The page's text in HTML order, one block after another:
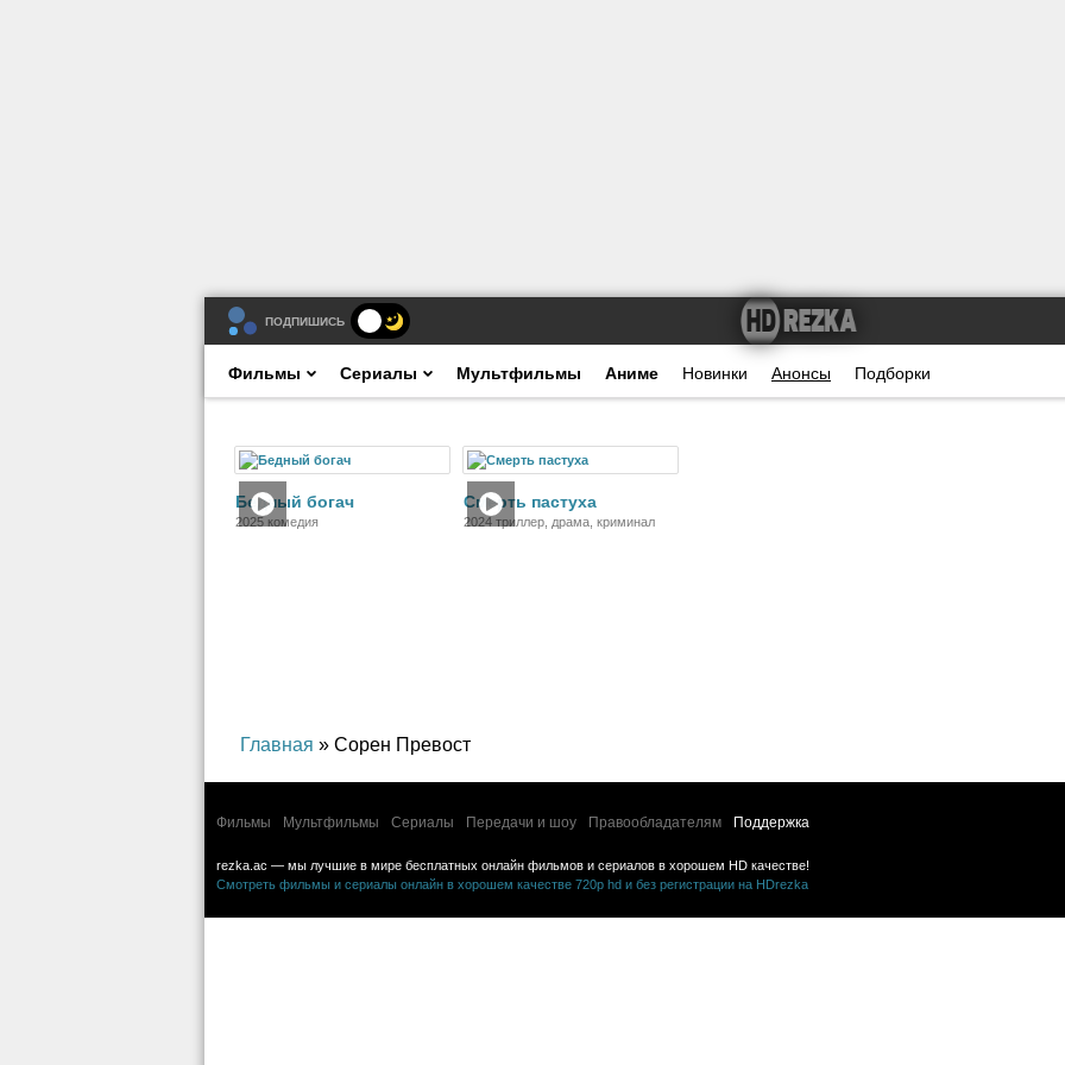
ПОДПИШИСЬ
Фильмы Сериалы Мультфильмы Аниме Новинки Анонсы Подборки
Бедный богач
2025 комедия
Смерть пастуха
2024 триллер, драма, криминал
Главная » Сорен Превост
Фильмы Мультфильмы Сериалы Передачи и шоу Правообладателям Поддержка
rezka.ac — мы лучшие в мире бесплатных онлайн фильмов и сериалов в хорошем HD качестве!
Смотреть фильмы и сериалы онлайн в хорошем качестве 720p hd и без регистрации на HDrezka